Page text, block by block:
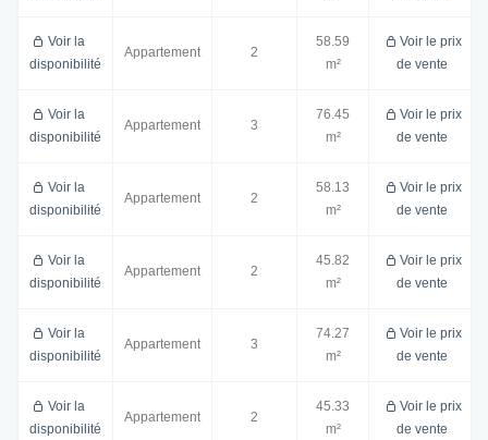
Voir la
disponibilité
Appartement 2
58.59
m²
Voir le prix
de vente
Voir la
disponibilité
Appartement 3
76.45
m²
Voir le prix
de vente
Voir la
disponibilité
Appartement 2
58.13
m²
Voir le prix
de vente
Voir la
disponibilité
Appartement 2
45.82
m²
Voir le prix
de vente
Voir la
disponibilité
Appartement 3
74.27
m²
Voir le prix
de vente
Voir la
disponibilité
Appartement 2
45.33
m²
Voir le prix
de vente